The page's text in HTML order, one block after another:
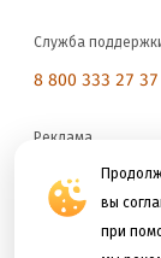
вы
при
Служба
8 800 333 27 37
Реклама
Мы принимаем к